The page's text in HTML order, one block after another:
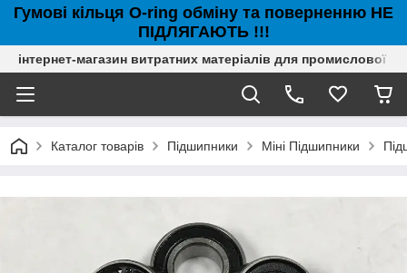
Гумові кільця O-ring обміну та поверненню НЕ
ПІДЛЯГАЮТЬ !!!
інтернет-магазин витратних матеріалів для промислової
Каталог товарів Підшипники Міні Підшипники